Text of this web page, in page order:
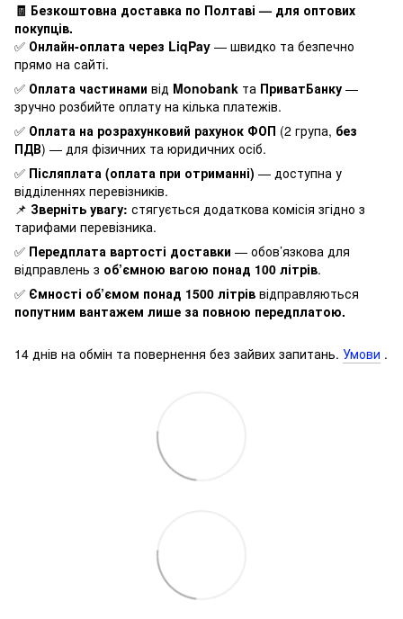
🧾 Безкоштовна доставка по Полтаві — для оптових
покупців.
✅ Онлайн-оплата через LiqPay — швидко та безпечно
прямо на сайті.
✅ Оплата частинами від Monobank та ПриватБанку —
зручно розбийте оплату на кілька платежів.
✅ Оплата на розрахунковий рахунок ФОП (2 група, без
ПДВ) — для фізичних та юридичних осіб.
✅ Післяплата (оплата при отриманні) — доступна у
відділеннях перевізників.
📌 Зверніть увагу: стягується додаткова комісія згідно з
тарифами перевізника.
✅ Передплата вартості доставки — обов’язкова для
відправлень з об’ємною вагою понад 100 літрів.
✅ Ємності об’ємом понад 1500 літрів відправляються
попутним вантажем лише за повною передплатою.
14 днів на обмін та повернення без зайвих запитань. Умови .